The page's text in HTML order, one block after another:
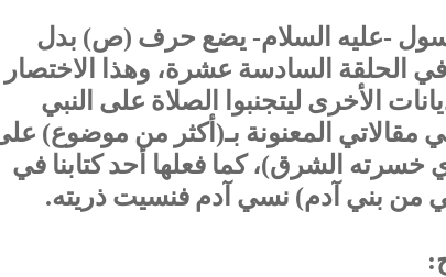
-عليه السلام- يضع حرف (ص) بدل
وسلم)، فعلها 4 مرّات ‏في الحلقة السادسة عشرة، ‏وهذا الاختصار
الأخرى ‏ليتجنبوا الصلاة على النبي
المعنونة بـ(‏أكثر من موضوع)
الشرق)، ‏كما فعلها أحد كتابنا في
بني آدم) ‏نسي آدم فنسيت ذريته.